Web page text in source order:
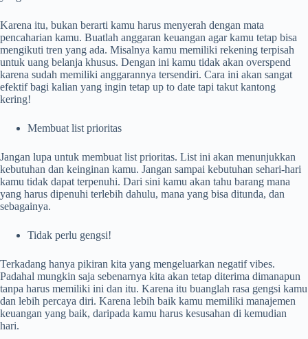
Karena itu, bukan berarti kamu harus menyerah dengan mata
pencaharian kamu. Buatlah anggaran keuangan agar kamu tetap bisa
mengikuti tren yang ada. Misalnya kamu memiliki rekening terpisah
untuk uang belanja khusus. Dengan ini kamu tidak akan overspend
karena sudah memiliki anggarannya tersendiri. Cara ini akan sangat
efektif bagi kalian yang ingin tetap up to date tapi takut kantong
kering!
Membuat list prioritas
Jangan lupa untuk membuat list prioritas. List ini akan menunjukkan
kebutuhan dan keinginan kamu. Jangan sampai kebutuhan sehari-hari
kamu tidak dapat terpenuhi. Dari sini kamu akan tahu barang mana
yang harus dipenuhi terlebih dahulu, mana yang bisa ditunda, dan
sebagainya.
Tidak perlu gengsi!
Terkadang hanya pikiran kita yang mengeluarkan negatif vibes.
Padahal mungkin saja sebenarnya kita akan tetap diterima dimanapun
tanpa harus memiliki ini dan itu. Karena itu buanglah rasa gengsi kamu
dan lebih percaya diri. Karena lebih baik kamu memiliki manajemen
keuangan yang baik, daripada kamu harus kesusahan di kemudian
hari.